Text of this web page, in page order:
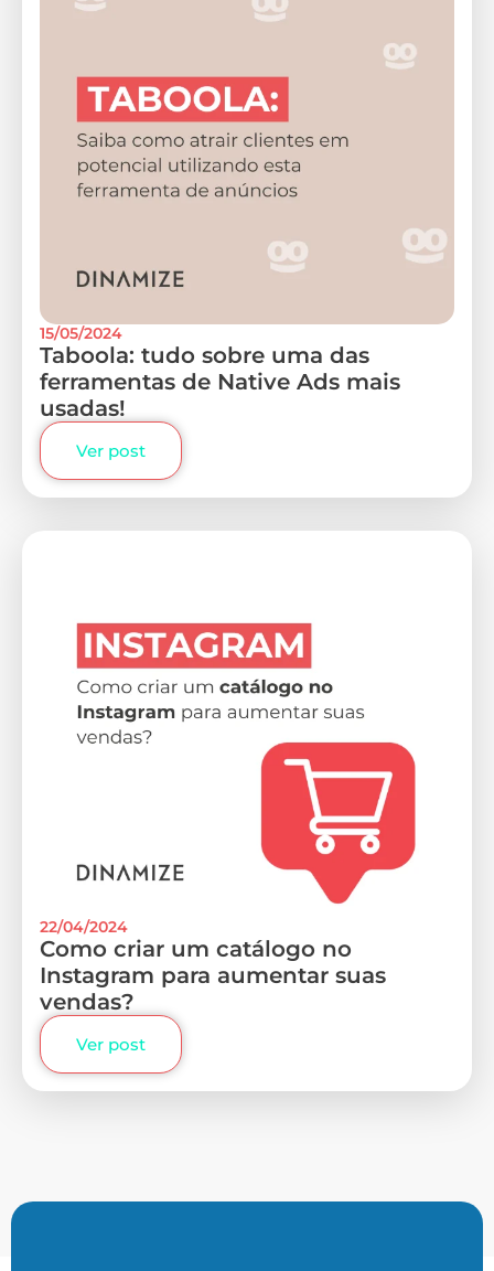
15/05/2024
Taboola: tudo sobre uma das
ferramentas de Native Ads mais
usadas!
Ver post
22/04/2024
Como criar um catálogo no
Instagram para aumentar suas
vendas?
Ver post